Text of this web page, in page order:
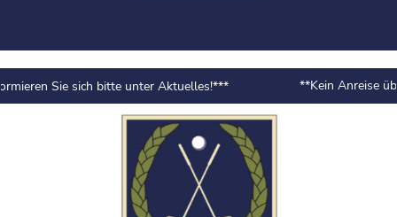
Sie sich bitte unter Aktuelles!*** **Kein Anreise